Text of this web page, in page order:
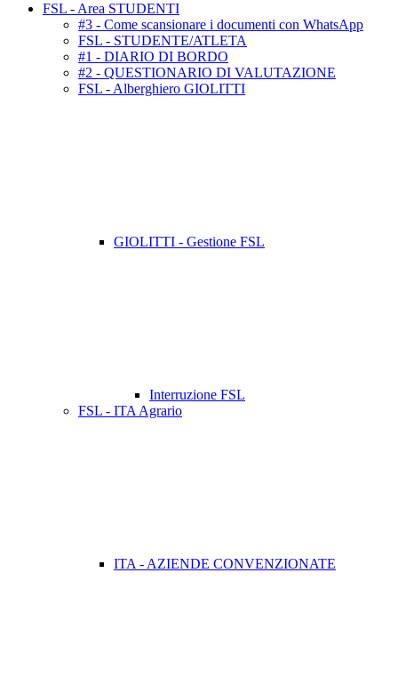
FSL - Area STUDENTI
#3 - Come scansionare i documenti con WhatsApp
FSL - STUDENTE/ATLETA
#1 - DIARIO DI BORDO
#2 - QUESTIONARIO DI VALUTAZIONE
FSL - Alberghiero GIOLITTI
GIOLITTI - Gestione FSL
Interruzione FSL
FSL - ITA Agrario
ITA - AZIENDE CONVENZIONATE